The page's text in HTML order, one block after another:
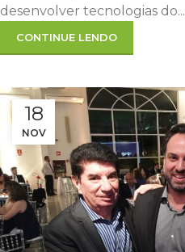
desenvolver tecnologias do...
CONTINUE LENDO
18
NOV